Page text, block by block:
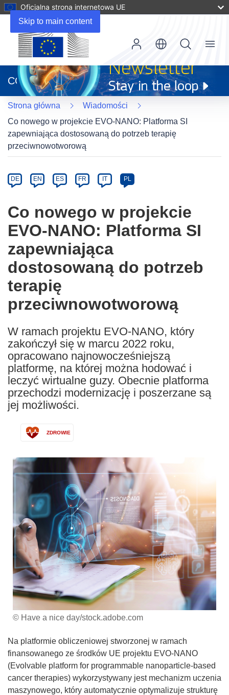
Skip to main content
Oficjalna strona internetowa UE
otworzy
się
w
nowym
oknie)
CORDIS
Menu
Strona główna
Wiadomości
Co nowego w projekcie EVO-NANO: Platforma SI
zapewniająca dostosowaną do potrzeb terapię
przeciwnowotworową
Category
Article
available
the
following
languages:
DE EN ES FR IT PL
Co nowego w projekcie
EVO-NANO: Platforma SI
zapewniająca
dostosowaną do potrzeb
terapię
przeciwnowotworową
W ramach projektu EVO-NANO, który
zakończył się w marcu 2022 roku,
opracowano najnowocześniejszą
platformę, na której można hodować i
leczyć wirtualne guzy. Obecnie platforma
przechodzi modernizację i poszerzane są
jej możliwości.
ZDROWIE
© Have a nice day/stock.adobe.com
Na platformie obliczeniowej stworzonej w ramach
finansowanego ze środków UE projektu EVO-NANO
(Evolvable platform for programmable nanoparticle-based
cancer therapies) wykorzystywany jest mechanizm uczenia
maszynowego, który automatycznie optymalizuje strukturę